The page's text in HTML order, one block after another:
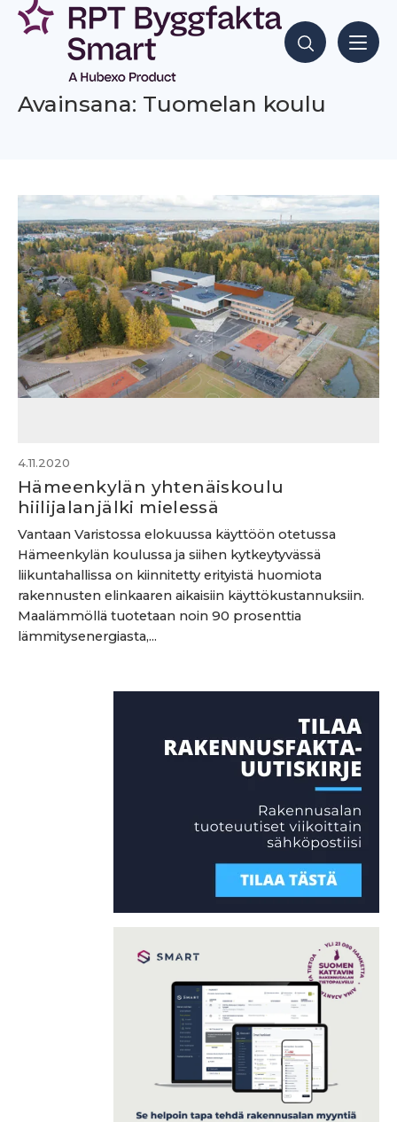
Siirry
sisältöön
Hae sisältöjä
Avainsana: Tuomelan koulu
4.11.2020
Hämeenkylän yhtenäiskoulu
hiilijalanjälki mielessä
Vantaan Varistossa elokuussa käyttöön otetussa
Hämeenkylän koulussa ja siihen kytkeytyvässä
liikuntahallissa on kiinnitetty erityistä huomiota
rakennusten elinkaaren aikaisiin käyttökustannuksiin.
Maalämmöllä tuotetaan noin 90 prosenttia
lämmitysenergiasta,...